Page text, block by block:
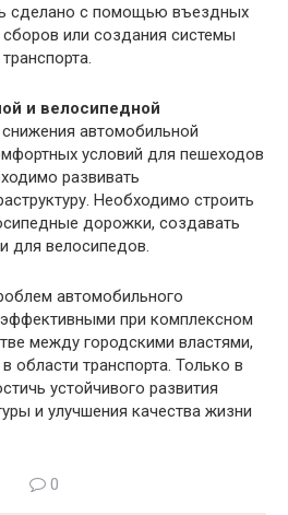
сделано с помощью въездных
или создания системы
и велосипедной
автомобильной
условий для пешеходов
развивать
Необходимо строить
дорожки, создавать
для велосипедов.
автомобильного
при комплексном
между городскими властями,
области транспорта. Только в
устойчивого развития
и улучшения качества жизни
0